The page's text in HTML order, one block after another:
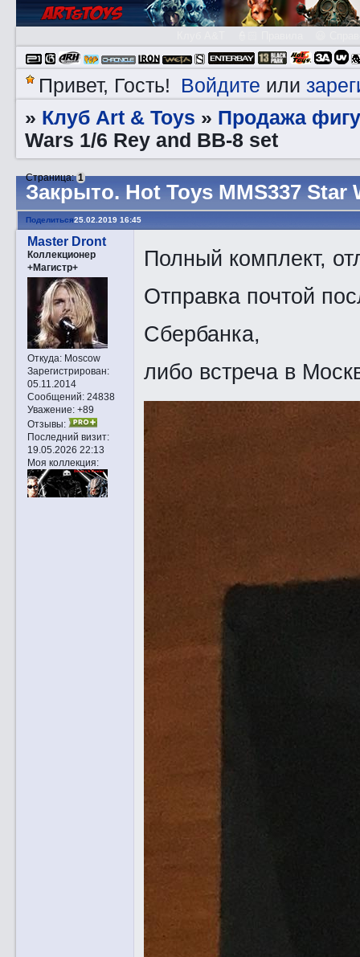
Привет, Гость! Войдите или
» Клуб Art & Toys » Продажа
Wars 1/6 Rey and BB-8 set
Закрытo. Hot Toys MMS337 Star
Страница:1
Поделиться25.02.2019 16:45
Master Dront
Коллекционер
+Магистр+
Откуда:Moscow
Зарегистрирован:
05.11.2014
Сообщений:24838
Уважение: +89
Отзывы:
Последний визит:
19.05.2026 22:13
Моя коллекция:
Полный комплект,
Отправка почтой
Сбербанка,
либо встреча в